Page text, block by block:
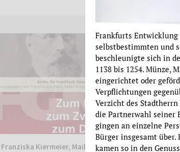
Frankfurts Entwicklung
selbstbestimmten und
beschleunigte sich in
1138 bis 1254. Münze,
eingerichtet oder
Verpflichtungen
Verzicht des
die Partnerwahl seiner
gingen an einzelne
Bürger insgesamt
kamen so in den
Franziska Kiermeier, Maike